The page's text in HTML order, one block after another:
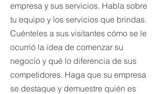
empresa y sus servicios. Habla sobre
tu equipo y los servicios que brindas.
Cuénteles a sus visitantes cómo se le
ocurrió la idea de comenzar su
negocio y qué lo diferencia de sus
competidores. Haga que su empresa
se destaque y demuestre quién es